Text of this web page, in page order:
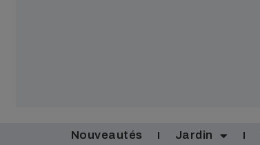
Nouveautés Jardin